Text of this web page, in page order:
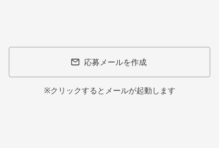
応募メールを作成
※クリックするとメールが起動します